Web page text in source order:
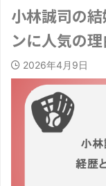
小林誠司の
ンに人気の
2026年4月9日